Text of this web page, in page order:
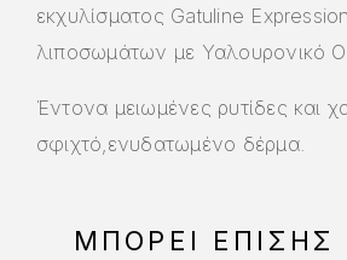
εκχυλίσματος Gatuline
λιποσωμάτων με Υαλουρονικό
Έντονα μειωμένες ρυτίδες και
σφιχτό,ενυδατωμένο δέρμα.
ΜΠΟΡΕΊ ΕΠΊΣΗΣ